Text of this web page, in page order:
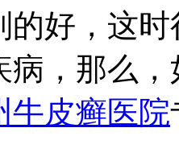
的好，这
病，那么
牛皮癣医院